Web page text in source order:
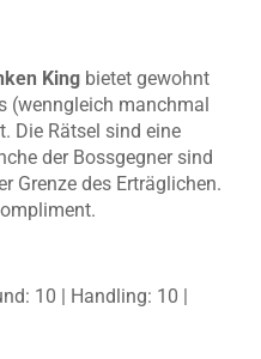
King bietet gewohnt
(wenngleich manchmal
Die Rätsel sind eine
der Bossgegner sind
Grenze des Erträglichen.
10 | Handling: 10 |